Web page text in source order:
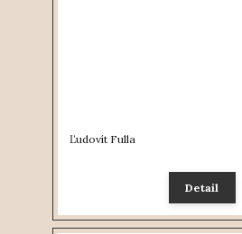
Ľudovít Fulla
Detail